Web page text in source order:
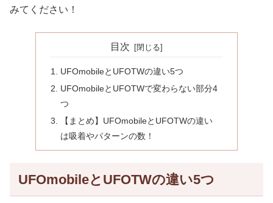
みてください！
目次
UFOmobileとUFOTWの違い5つ
UFOmobileとUFOTWで変わらない部分4
つ
【まとめ】UFOmobileとUFOTWの違い
は吸着やパターンの数！
UFOmobileとUFOTWの違い5つ